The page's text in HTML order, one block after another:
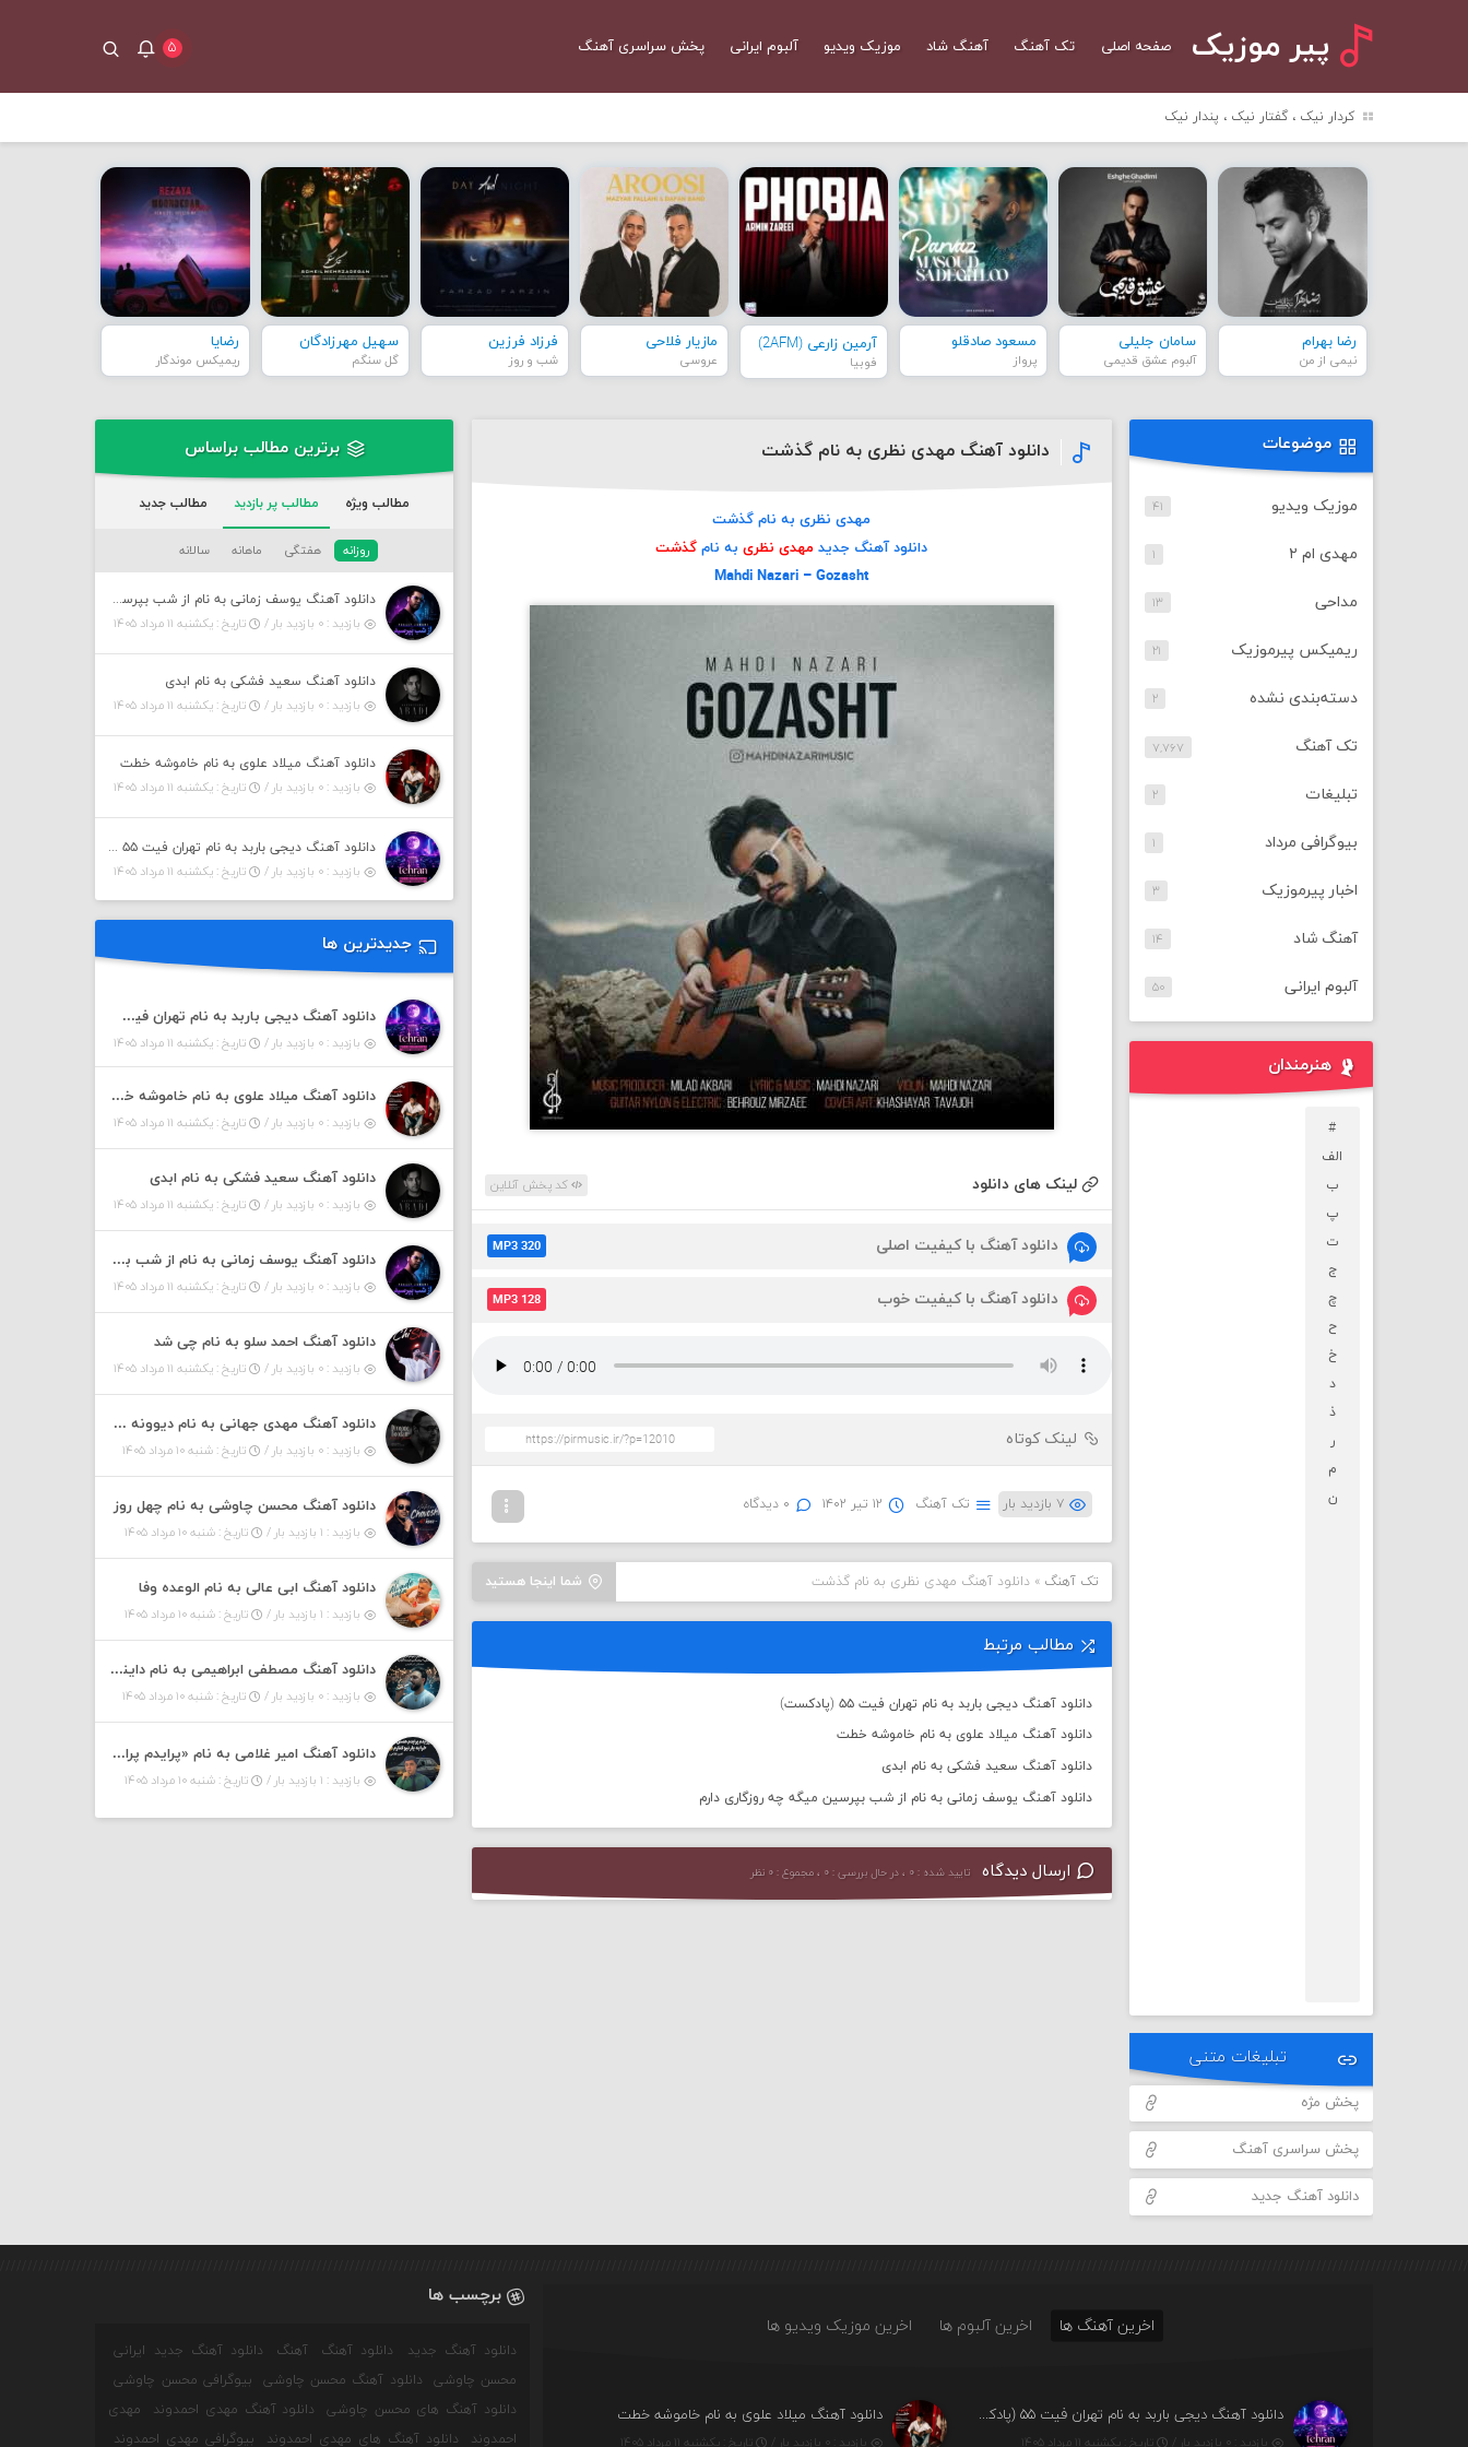
پیر موزیک صفحه اصلی تک آهنگ آهنگ شاد موزیک ویدیو آلبوم ایرانی پخش سراسری آهنگ ۵
کردار نیک ، گفتار نیک ، پندار نیک
رضا بهرام
نیمی از من
سامان جلیلی
آلبوم عشق قدیمی
مسعود صادقلو
پرواز
آرمین زارعی (2AFM)
فوبیا
مازیار فلاحی
عروسی
فرزاد فرزین
شب و روز
سهیل مهرزادگان
گل سنگم
رضایا
ریمیکس موندگار
دانلود آهنگ مهدی نظری به نام گذشت
مهدی نظری به نام گذشت
دانلود آهنگ جدیدمهدی نظریبه نام گذشت
Mahdi Nazari – Gozasht
لینک های دانلود کد پخش آنلاین
دانلود آهنگ با کیفیت اصلی MP3 320
دانلود آهنگ با کیفیت خوب MP3 128
لینک کوتاه
۷ بازدید بار تک آهنگ ۱۲ تیر ۱۴۰۲ ۰ دیدگاه
شما اینجا هستید تک آهنگ »دانلود آهنگ مهدی نظری به نام گذشت
مطالب مرتبط
دانلود آهنگ دیجی باربد به نام تهران فیت ۵۵ (پادکست)
دانلود آهنگ میلاد علوی به نام خاموشه خطت
دانلود آهنگ سعید فشکی به نام ابدی
دانلود آهنگ یوسف زمانی به نام از شب بپرسین میگه چه روزگاری دارم
ارسال دیدگاه تایید شده : ۰ ، در حال بررسی : ۰ ، مجموع : ۰ نظر
موضوعات
موزیک ویدیو ۴۱
مهدی ام ۲ ۱
مداحی ۱۳
ریمیکس پیرموزیک ۲۱
دسته‌بندی نشده ۲
تک آهنگ ۷,۷۶۷
تبلیغات ۲
بیوگرافی مرداد ۱
اخبار پیرموزیک ۳
آهنگ شاد ۱۴
آلبوم ایرانی ۵۰
هنرمندان
#
الف
ب
پ
ت
ج
چ
ح
خ
د
ذ
ر
م
ن
تبلیغات متنی
پخش مژه
پخش سراسری آهنگ
دانلود آهنگ جدید
برترین مطالب براساس
مطالب ویژه مطالب پر بازدید مطالب جدید
روزانه هفتگی ماهانه سالانه
دانلود آهنگ یوسف زمانی به نام از شب بپرسین میگه چه روزگاری دارم
بازدید : ۰ بازدید بار /
تاریخ : یکشنبه ۱۱ مرداد ۱۴۰۵
دانلود آهنگ سعید فشکی به نام ابدی
بازدید : ۰ بازدید بار /
تاریخ : یکشنبه ۱۱ مرداد ۱۴۰۵
دانلود آهنگ میلاد علوی به نام خاموشه خطت
بازدید : ۰ بازدید بار /
تاریخ : یکشنبه ۱۱ مرداد ۱۴۰۵
دانلود آهنگ دیجی باربد به نام تهران فیت ۵۵ (پادکست)
بازدید : ۰ بازدید بار /
تاریخ : یکشنبه ۱۱ مرداد ۱۴۰۵
جدیدترین ها
دانلود آهنگ دیجی باربد به نام تهران فیت ۵۵ (پادکست)
بازدید : ۰ بازدید بار / تاریخ : یکشنبه ۱۱ مرداد ۱۴۰۵
دانلود آهنگ میلاد علوی به نام خاموشه خطت
بازدید : ۰ بازدید بار / تاریخ : یکشنبه ۱۱ مرداد ۱۴۰۵
دانلود آهنگ سعید فشکی به نام ابدی
بازدید : ۰ بازدید بار / تاریخ : یکشنبه ۱۱ مرداد ۱۴۰۵
دانلود آهنگ یوسف زمانی به نام از شب بپرسین میگه چه روزگاری دارم
بازدید : ۰ بازدید بار / تاریخ : یکشنبه ۱۱ مرداد ۱۴۰۵
دانلود آهنگ احمد سلو به نام چی شد
بازدید : ۰ بازدید بار / تاریخ : یکشنبه ۱۱ مرداد ۱۴۰۵
دانلود آهنگ مهدی جهانی به نام دیوونه بودم
بازدید : ۰ بازدید بار / تاریخ : شنبه ۱۰ مرداد ۱۴۰۵
دانلود آهنگ محسن چاوشی به نام چهل روز
بازدید : ۱ بازدید بار / تاریخ : شنبه ۱۰ مرداد ۱۴۰۵
دانلود آهنگ ابی عالی به نام الوعده وفا
بازدید : ۱ بازدید بار / تاریخ : شنبه ۱۰ مرداد ۱۴۰۵
دانلود آهنگ مصطفی ابراهیمی به نام داینی داینی جونم قربون پنج تیر پرونم
بازدید : ۰ بازدید بار / تاریخ : شنبه ۱۰ مرداد ۱۴۰۵
دانلود آهنگ امیر غلامی به نام «پرایدم پرایدم همش خرابه یار نیو کنارم دیگه پولی نداروم (ریمیکس اینستاگرام)»
بازدید : ۱ بازدید بار / تاریخ : شنبه ۱۰ مرداد ۱۴۰۵
اخرین آهنگ ها اخرین آلبوم ها اخرین موزیک ویدیو ها
دانلود آهنگ دیجی باربد به نام تهران فیت ۵۵ (پادکست)
بازدید : ۰ بازدید بار / تاریخ : یکشنبه ۱۱ مرداد ۱۴۰۵
دانلود آهنگ میلاد علوی به نام خاموشه خطت
بازدید : ۰ بازدید بار / تاریخ : یکشنبه ۱۱ مرداد ۱۴۰۵
برچسب ها
دانلود آهنگ جدید دانلود آهنگ آهنگ
دانلود آهنگ جدید ایرانی
محسن چاوشی
دانلود آهنگ محسن چاوشی
بیوگرافی محسن چاوشی
دانلود آهنگ های محسن چاوشی
دانلود آهنگ مهدی احمدوند
مهدی
احمدوند
دانلود آهنگ های مهدی احمدوند بیوگرافی مهدی احمدوند